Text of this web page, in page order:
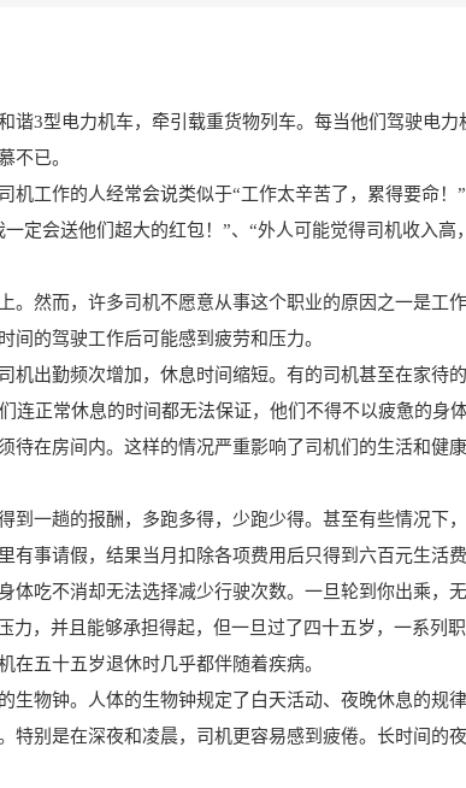
谐3型电力机车，牵引载重货物列车。每当他们驾驶电力
不已。
工作的人经常会说类似于“工作太辛苦了，累得要命！”
定会送他们超大的红包！”、“外人可能觉得司机收入高，
。然而，许多司机不愿意从事这个职业的原因之一是工
的驾驶工作后可能感到疲劳和压力。
机出勤频次增加，休息时间缩短。有的司机甚至在家待
连正常休息的时间都无法保证，他们不得不以疲惫的身
在房间内。这样的情况严重影响了司机们的生活和健康
到一趟的报酬，多跑多得，少跑少得。甚至有些情况下
事请假，结果当月扣除各项费用后只得到六百元生活费
体吃不消却无法选择减少行驶次数。一旦轮到你出乘，
力，并且能够承担得起，但一旦过了四十五岁，一系列
五十五岁退休时几乎都伴随着疾病。
物钟。人体的生物钟规定了白天活动、夜晚休息的规律
别是在深夜和凌晨，司机更容易感到疲倦。长时间的夜